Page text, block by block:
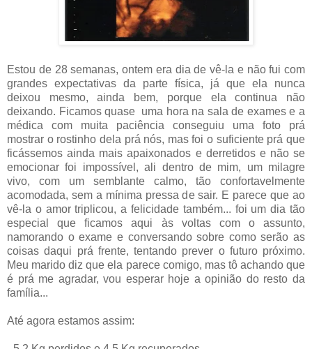
Estou de 28 semanas, ontem era dia de vê-la e não fui com
grandes expectativas da parte física, já que ela nunca
deixou mesmo, ainda bem, porque ela continua não
deixando. Ficamos quase uma hora na sala de exames e a
médica com muita paciência conseguiu uma foto prá
mostrar o rostinho dela prá nós, mas foi o suficiente prá que
ficássemos ainda mais apaixonados e derretidos e não se
emocionar foi impossível, ali dentro de mim, um milagre
vivo, com um semblante calmo, tão confortavelmente
acomodada, sem a mínima pressa de sair. E parece que ao
vê-la o amor triplicou, a felicidade também... foi um dia tão
especial que ficamos aqui às voltas com o assunto,
namorando o exame e conversando sobre como serão as
coisas daqui prá frente, tentando prever o futuro próximo.
Meu marido diz que ela parece comigo, mas tô achando que
é prá me agradar, vou esperar hoje a opinião do resto da
família...
Até agora estamos assim: